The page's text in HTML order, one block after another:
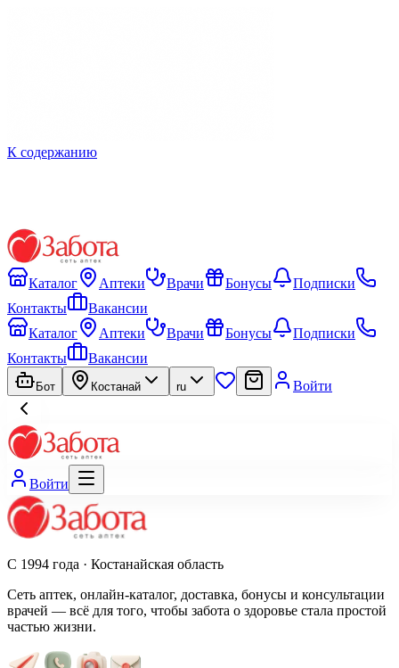
К содержанию
Каталог Аптеки Врачи Бонусы
Подписки
Контакты
Вакансии
Каталог
Аптеки Врачи Бонусы
Подписки
Контакты
Вакансии
Бот Костанай ru Войти
Войти
С 1994 года · Костанайская область
Сеть аптек, онлайн-каталог, доставка, бонусы и консультации
врачей — всё для того, чтобы забота о здоровье стала простой
частью жизни.